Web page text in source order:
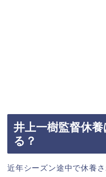
井上一樹監督休
る？
近年シーズン途中で休養